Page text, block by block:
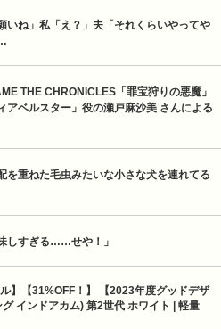
いね」私「え？」夫「それくらいやってや
THE CHRONICLES「罪宝狩りの悪魔」
アベルスター」役の瀬戸麻沙美 さんによる
を重ねた毛虫みたいな小さな犬を連れてる
しすぎる……せや！」
】【31%OFF！】 【2023年度グッドデザ
インドアカム) 第2世代 ホワイト | 軽量